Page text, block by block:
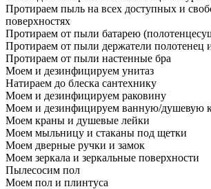
Протираем пыль на всех доступных и
поверхностях
Протираем от пыли батарею
Протираем от пыли держатели полотенец
Протираем от пыли настенные бра
Моем и дезинфицируем унитаз
Натираем до блеска сантехнику
Моем и дезинфицируем раковину
Моем и дезинфицируем ванную/душевую
Моем краны и душевые лейки
Моем мыльницу и стаканы под щетки
Моем дверные ручки и замок
Моем зеркала и зеркальные поверхности
Пылесосим пол
Моем пол и плинтуса